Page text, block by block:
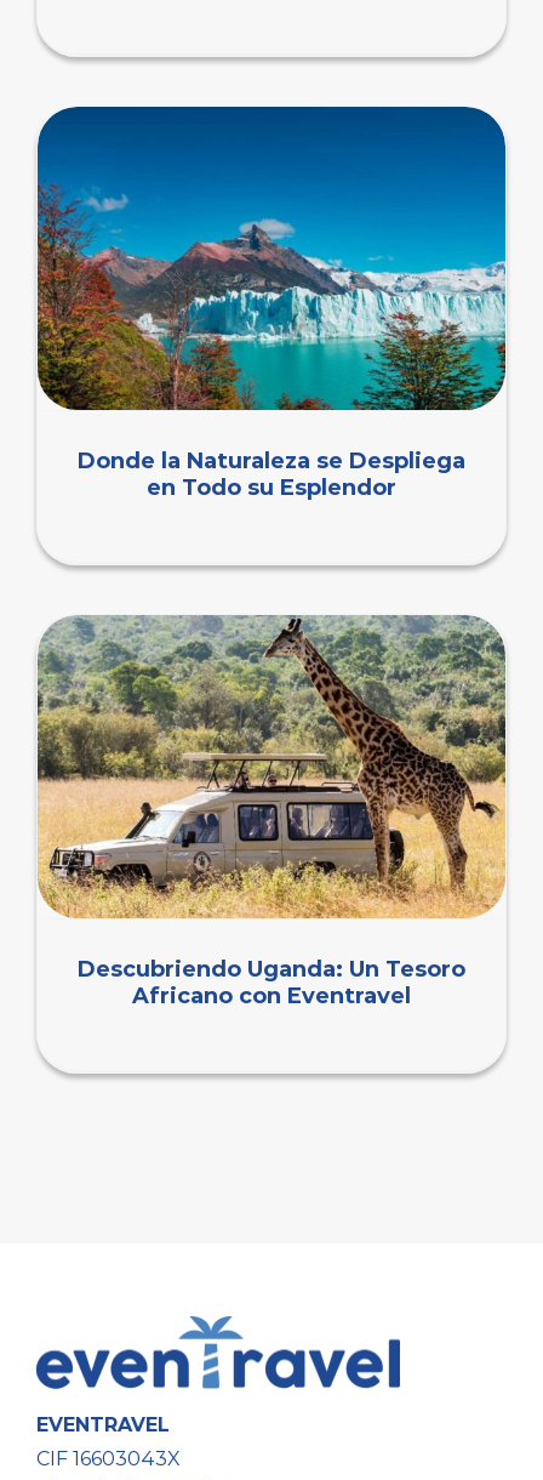
Donde la Naturaleza se Despliega
en Todo su Esplendor
Descubriendo Uganda: Un Tesoro
Africano con Eventravel
EVENTRAVEL
CIF 16603043X